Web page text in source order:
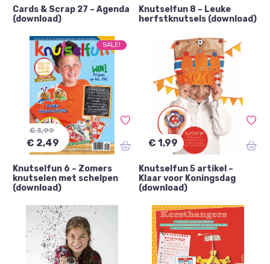
Cards & Scrap 27 – Agenda
(download)
Knutselfun 8 – Leuke
herfstknutsels (download)
SALE!
€ 3,99
€ 2,49
Knutselfun 6 – Zomers
knutselen met schelpen
(download)
€ 1,99
Knutselfun 5 artikel –
Klaar voor Koningsdag
(download)